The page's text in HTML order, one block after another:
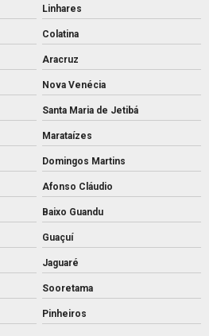
comprar
preço
valores
preço
Linhares
Colatina
Aracruz
Nova Venécia
Santa Maria de Jetibá
Marataízes
Domingos Martins
Afonso Cláudio
Baixo Guandu
Guaçuí
Jaguaré
Sooretama
Pinheiros